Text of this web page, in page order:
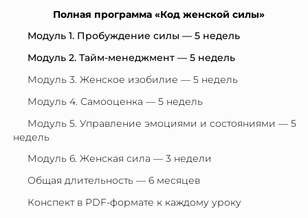
Полная программа «Код женской силы»
Модуль 1. Пробуждение силы — 5 недель
Модуль 2. Тайм-менеджмент — 5 недель
Модуль 3. Женское изобилие — 5 недель
Модуль 4. Самооценка — 5 недель
Модуль 5. Управление эмоциями и состояниями — 5
недель
Модуль 6. Женская сила — 3 недели
Общая длительность — 6 месяцев
Конспект в PDF-формате к каждому уроку